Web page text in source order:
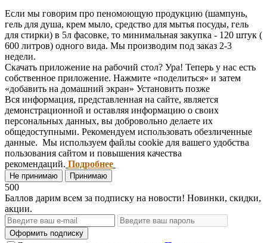
Если мы говорим про пеномоющую продукцию (шампунь,
гель для душа, крем мыло, средство для мытья посуды, гель
для стирки) в 5л фасовке, то минимальная закупка - 120 штук (
600 литров) одного вида. Мы производим под заказ 2-3
недели.
Скачать приложение на рабочий стол? Ура! Теперь у нас есть
собственное приложение. Нажмите «поделиться» и затем
«добавить на домашний экран» Установить позже
Вся информация, представленная на сайте, является
демонстрационной и оставляя информацию о своих
персональных данных, вы добровольно делаете их
общедоступными. Рекомендуем использовать обезличенные
данные. Мы используем файлы cookie для вашего удобства
пользования сайтом и повышения качества
рекомендаций. Подробнее
Не принимаю Принимаю
500
Баллов дарим всем за подписку на новости! Новинки, скидки,
акции.
Оформить подписку